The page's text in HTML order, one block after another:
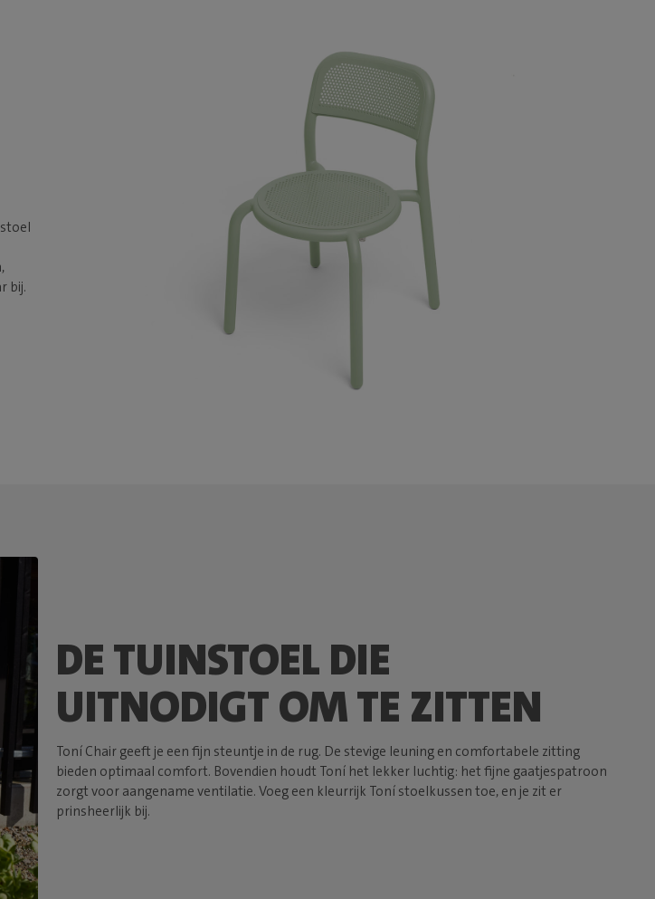
bij.
DE TUINSTOEL DIE
UITNODIGT OM TE ZITTEN
Toní Chair geeft je een fijn steuntje in de rug. De stevige leuning en comfortabele zitting
bieden optimaal comfort. Bovendien houdt Toní het lekker luchtig: het fijne gaatjespatroon
zorgt voor aangename ventilatie. Voeg een kleurrijk Toní stoelkussen toe, en je zit er
prinsheerlijk bij.